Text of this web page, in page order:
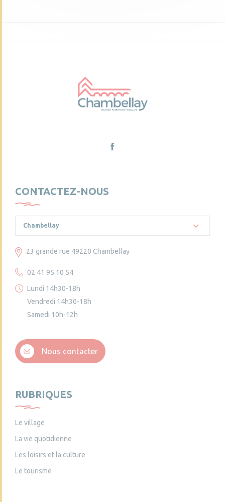
CONTACTEZ-NOUS
Chambellay
23 grande rue 49220 Chambellay
02 41 95 10 54
Lundi 14h30-18h
Vendredi 14h30-18h
Samedi 10h-12h
Nous contacter
RUBRIQUES
Le village
La vie quotidienne
Les loisirs et la culture
Le tourisme